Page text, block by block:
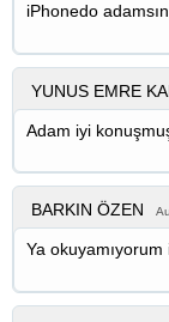
iPhonedo
YUNUS EMRE
Adam iyi
BARKIN ÖZEN
Ya